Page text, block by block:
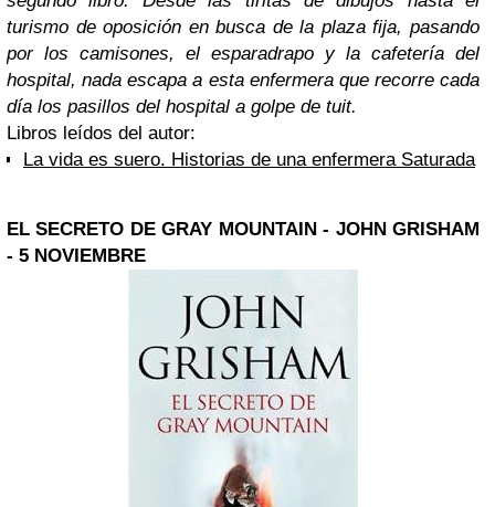
turismo de oposición en busca de la plaza fija, pasando
por los camisones, el esparadrapo y la cafetería del
hospital, nada escapa a esta enfermera que recorre cada
día los pasillos del hospital a golpe de tuit.
Libros leídos del autor:
La vida es suero. Historias de una enfermera Saturada
EL SECRETO DE GRAY MOUNTAIN - JOHN GRISHAM
- 5 NOVIEMBRE